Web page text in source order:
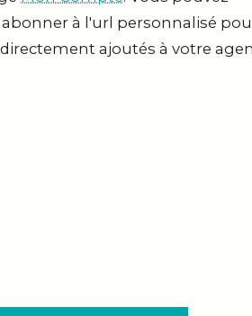
à l'url personnalisé
ajoutés à votre